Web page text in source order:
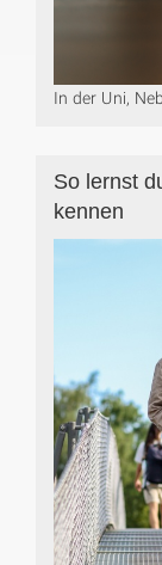
In der Uni,
So lernst
kennen